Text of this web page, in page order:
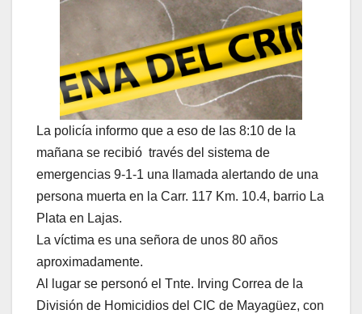
La policía informo que a eso de las 8:10 de la
mañana se recibió través del sistema de
emergencias 9-1-1 una llamada alertando de una
persona muerta en la Carr. 117 Km. 10.4, barrio La
Plata en Lajas.
La víctima es una señora de unos 80 años
aproximadamente.
Al lugar se personó el Tnte. Irving Correa de la
División de Homicidios del CIC de Mayagüez, con